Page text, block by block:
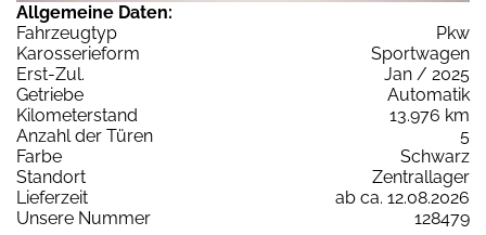
Allgemeine Daten:
Fahrzeugtyp
Pkw
Karosserieform
Sportwagen
Erst-Zul.
Jan / 2025
Getriebe
Automatik
Kilometerstand
13.976 km
Anzahl der Türen
5
Farbe
Schwarz
Standort
Zentrallager
Lieferzeit
ab ca. 12.08.2026
Unsere Nummer
128479